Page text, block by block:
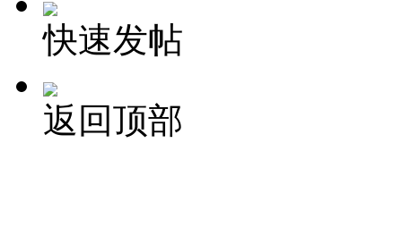
快速发帖
返回顶部